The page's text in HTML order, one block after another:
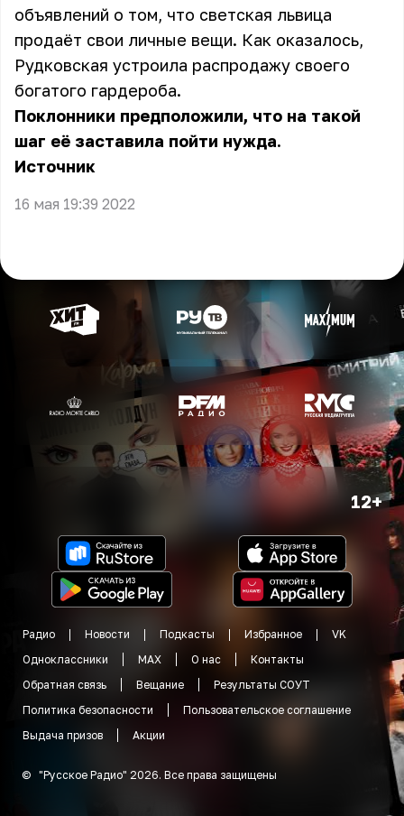
объявлений о том, что светская львица
продаёт свои личные вещи. Как оказалось,
Рудковская устроила распродажу своего
богатого гардероба.
Поклонники предположили, что на такой
шаг её заставила пойти нужда.
Источник
16 мая 19:39 2022
12+
Радио Новости Подкасты Избранное
VK
Одноклассники
MAX О нас
Контакты
Обратная связь
Вещание
Результаты СОУТ
Политика безопасности
Пользовательское соглашение
Выдача призов
Акции
© "Русское Радио" 2026. Все права защищены